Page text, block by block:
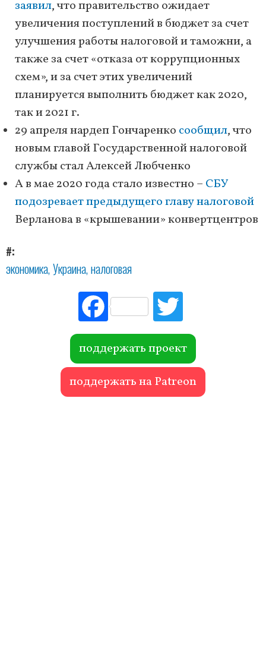
заявил, что правительство ожидает
увеличения поступлений в бюджет за счет
улучшения работы налоговой и таможни, а
также за счет «отказа от коррупционных
схем», и за счет этих увеличений
планируется выполнить бюджет как 2020,
так и 2021 г.
29 апреля нардеп Гончаренко сообщил, что
новым главой Государственной налоговой
службы стал Алексей Любченко
А в мае 2020 года стало известно – СБУ
подозревает предыдущего главу налоговой
Верланова в «крышевании» конвертцентров
#
экономика Украина налоговая
Fac
ebo
ok r
поддержать проект
поддержать на Patreon